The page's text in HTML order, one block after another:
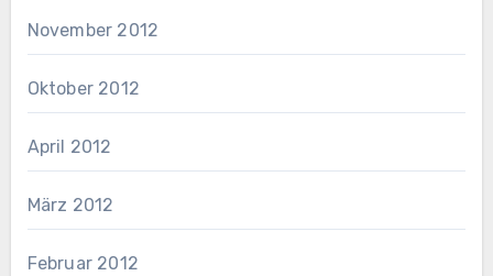
November 2012
Oktober 2012
April 2012
März 2012
Februar 2012